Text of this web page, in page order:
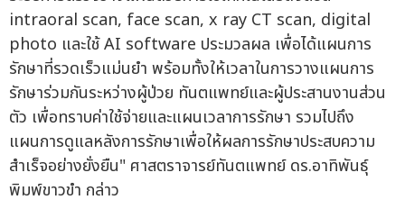
intraoral scan, face scan, x ray CT scan, digital
photo และใช้ AI software ประมวลผล เพื่อได้แผนการ
รักษาที่รวดเร็วแม่นยำ พร้อมทั้งให้เวลาในการวางแผนการ
รักษาร่วมกันระหว่างผู้ป่วย ทันตแพทย์และผู้ประสานงานส่วน
ตัว เพื่อทราบค่าใช้จ่ายและแผนเวลาการรักษา รวมไปถึง
แผนการดูแลหลังการรักษาเพื่อให้ผลการรักษาประสบความ
สำเร็จอย่างยั่งยืน" ศาสตราจารย์ทันตแพทย์ ดร.อาทิพันธุ์
พิมพ์ขาวขำ กล่าว